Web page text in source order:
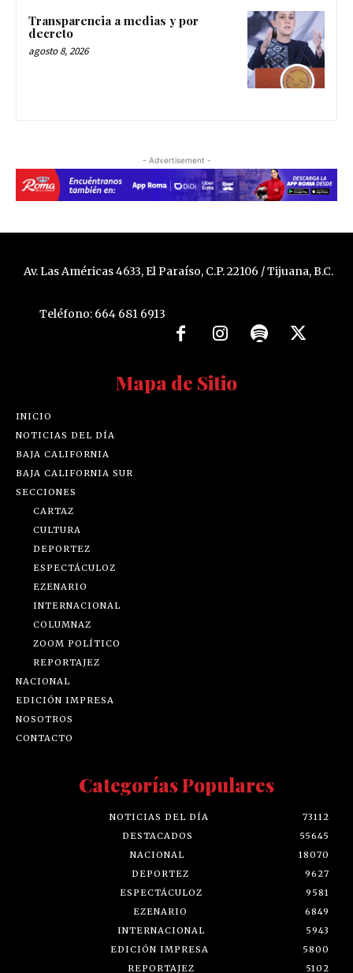
Transparencia a medias y por
decreto
agosto 8, 2026
- Advertisement -
Av. Las Américas 4633, El Paraíso, C.P. 22106 / Tijuana, B.C.
Teléfono: 664 681 6913
Mapa de Sitio
INICIO
NOTICIAS DEL DÍA
BAJA CALIFORNIA
BAJA CALIFORNIA SUR
SECCIONES
CARTAZ
CULTURA
DEPORTEZ
ESPECTÁCULOZ
EZENARIO
INTERNACIONAL
COLUMNAZ
ZOOM POLÍTICO
REPORTAJEZ
NACIONAL
EDICIÓN IMPRESA
NOSOTROS
CONTACTO
Categorías Populares
NOTICIAS DEL DÍA
73112
DESTACADOS
55645
NACIONAL
18070
DEPORTEZ
9627
ESPECTÁCULOZ
9581
EZENARIO
6849
INTERNACIONAL
5943
EDICIÓN IMPRESA
5800
REPORTAJEZ
5102